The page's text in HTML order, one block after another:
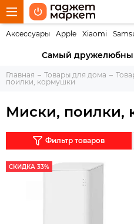
Аксессуары Apple Xiaomi
Самый
Главная Товары для дома
поилки, кормушки
Миски, поилки,
Фильтр товаров
СКИДКА 33%